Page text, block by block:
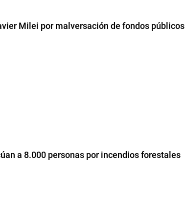
Milei por malversación de fondos públicos
a 8.000 personas por incendios forestales